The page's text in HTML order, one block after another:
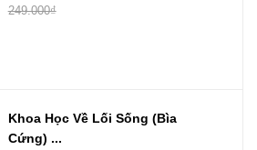
249.000₫
Khoa Học Về Lối Sống (Bìa
Cứng) ...